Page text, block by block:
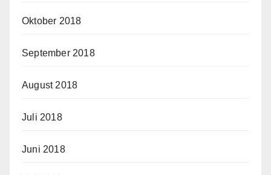
Oktober 2018
September 2018
August 2018
Juli 2018
Juni 2018